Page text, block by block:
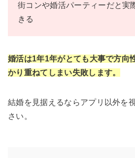
街コンや婚活パーティーだと実
きる
婚活は1年1年がとても大事で方向
かり重ねてしまい失敗します。
結婚を見据えるならアプリ以外を
さい。